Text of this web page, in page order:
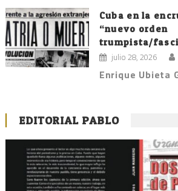
Cuba en la
“nuevo orden
trumpista/
julio 28, 2026
Enrique Ubieta
EDITORIAL PABLO